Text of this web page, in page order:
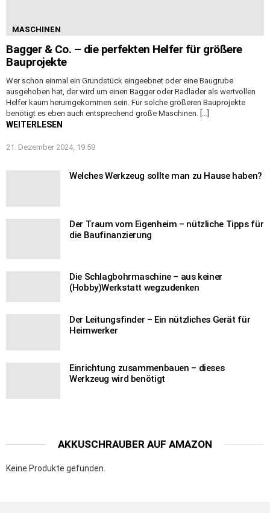
MASCHINEN
Bagger & Co. – die perfekten Helfer für größere
Bauprojekte
Wer schon einmal ein Grundstück eingeebnet oder eine Baugrube
ausgehoben hat, der wird um einen Bagger oder Radlader als wertvollen
Helfer kaum herumgekommen sein. Für solche größeren Bauprojekte
benötigt es eben auch entsprechend große Maschinen. […]
WEITERLESEN
21. Dezember 2024, 19:58
Welches Werkzeug sollte man zu Hause haben?
Der Traum vom Eigenheim – nützliche Tipps für
die Baufinanzierung
Die Schlagbohrmaschine – aus keiner
(Hobby)Werkstatt wegzudenken
Der Leitungsfinder – Ein nützliches Gerät für
Heimwerker
Einrichtung zusammenbauen – dieses
Werkzeug wird benötigt
AKKUSCHRAUBER AUF AMAZON
Keine Produkte gefunden.